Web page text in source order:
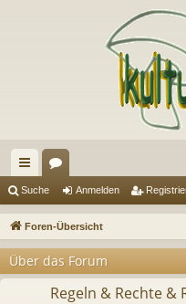
ch
ne
ug
en
Suche Anmelden
Foren-Übersicht
Über das Forum
Regeln & Rechte &